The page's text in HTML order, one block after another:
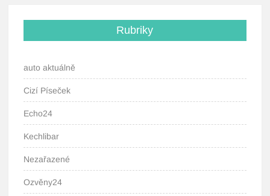
Rubriky
auto aktuálně
Cizí Píseček
Echo24
Kechlibar
Nezařazené
Ozvěny24